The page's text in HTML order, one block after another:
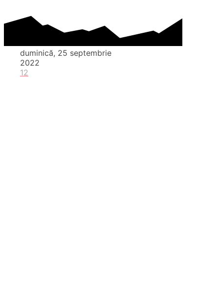
duminică, 25 septembrie
2022
12